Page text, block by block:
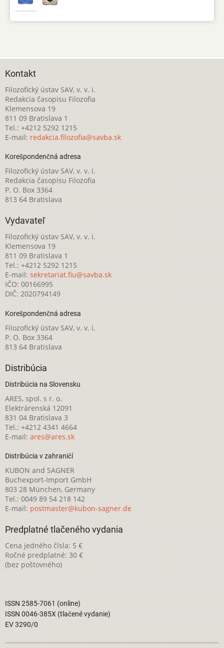
Kontakt
Filozofický ústav SAV, v. v. i.
Redakcia časopisu Filozofia
Klemensova 19
811 09 Bratislava 1
Tel.: +4212 5292 1215
E-mail: redakcia.filozofia@savba.sk
Korešpondenčná adresa
Filozofický ústav SAV, v. v. i.
Redakcia časopisu Filozofia
P. O. Box 3364
813 64 Bratislava
Vydavateľ
Filozofický ústav SAV, v. v. i.
Klemensova 19
811 09 Bratislava 1
Tel.: +4212 5292 1215
E-mail: sekretariat.fiu@savba.sk
IČO: 00166995
DIČ: 2020794149
Korešpondenčná adresa
Filozofický ústav SAV, v. v. i.
P. O. Box 3364
813 64 Bratislava
Distribúcia
Distribúcia na Slovensku
ARES, spol. s r. o.
Elektrárenská 12091
831 04 Bratislava 3
Tel.: +4212 4341 4664
E-mail: ares@ares.sk
Distribúcia v zahraničí
KUBON and SAGNER
Buchexport-Import GmbH
803 28 München, Germany
Tel.: 0049 89 54 218 142
E-mail: postmaster@kubon-sagner.de
Predplatné tlačeného vydania
Cena jedného čísla: 5 €
Ročné predplatné: 30 €
(bez poštovného)
ISSN 2585-7061 (online)
ISSN 0046-385X (tlačené vydanie)
EV 3290/0